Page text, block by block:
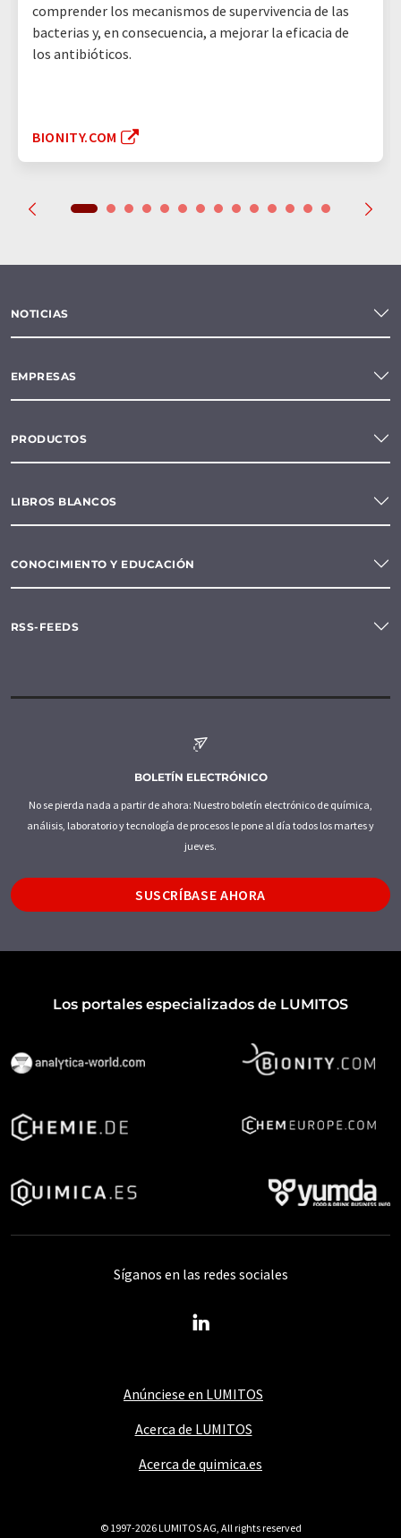
comprender los mecanismos de supervivencia de las
bacterias y, en consecuencia, a mejorar la eficacia de
los antibióticos.
BIONITY.COM
NOTICIAS
EMPRESAS
PRODUCTOS
LIBROS BLANCOS
CONOCIMIENTO Y EDUCACIÓN
RSS-FEEDS
BOLETÍN ELECTRÓNICO
No se pierda nada a partir de ahora: Nuestro boletín electrónico de química,
análisis, laboratorio y tecnología de procesos le pone al día todos los martes y
jueves.
SUSCRÍBASE AHORA
Los portales especializados de LUMITOS
Anúnciese en LUMITOS
Acerca de LUMITOS
Acerca de quimica.es
Síganos en las redes sociales
© 1997-2026 LUMITOS AG, All rights reserved